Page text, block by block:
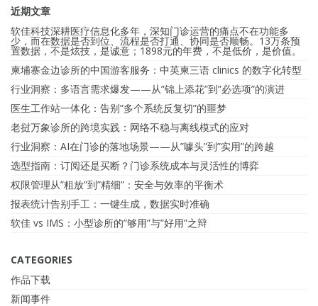
近期文章
软佳科技深耕医疗信息化多年，深知门诊运营的痛点不在功能多
少，而在数据是否到位、流程是否打通、协同是否顺畅。13万条预
置数据，不是炫技，是诚意；1898元的年费，不是低价，是价值。
柬埔寨金边诊所的中国游客服务：中英柬三语 clinics 的数字化转型
行业洞察：多语言需求爆发——从”锦上添花”到”必选项”的演进
医生工作站一体化：告别”多个系统反复切”的噩梦
老挝万象诊所的跨境实践：网络不稳与离线模式的应对
行业洞察：AI在门诊的落地场景——从”噱头”到”实用”的跨越
选型指南：订阅还是买断？门诊系统成本与灵活性的博弈
权限管理从”粗放”到”精细”：安全与效率的平衡术
报表统计告别手工：一键生成，数据实时准确
软佳 vs IMS：小型诊所的”够用”与”好用”之辩
CATEGORIES
作品下载
新闻事件